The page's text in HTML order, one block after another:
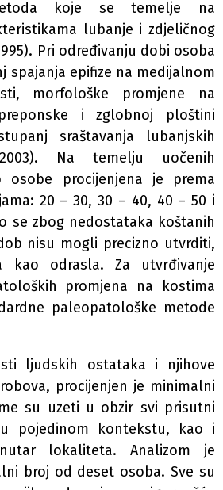
koje se temelje na
lubanje i zdjeličnog
Pri određivanju dobi osoba
spajanja epifize na medijalnom
morfološke promjene na
i zglobnoj ploštini
sraštavanja lubanjskih
Na temelju uočenih
osobe procijenjena je prema
20 – 30, 30 – 40, 40 – 50 i
se zbog nedostataka koštanih
nisu mogli precizno utvrditi,
kao odrasla. Za utvrđivanje
promjena na kostima
paleopatološke metode
ljudskih ostataka i njihove
procijenjen je minimalni
su uzeti u obzir svi prisutni
pojedinom kontekstu, kao i
lokaliteta. Analizom je
broj od deset osoba. Sve su